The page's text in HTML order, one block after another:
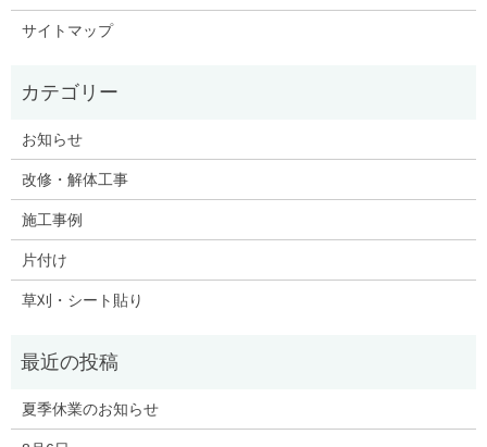
サイトマップ
お知らせ
改修・解体工事
施工事例
片付け
草刈・シート貼り
夏季休業のお知らせ